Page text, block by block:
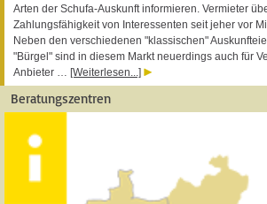
Arten der Schufa-Auskunft informieren. Vermieter
Zahlungsfähigkeit von Interessenten seit jeher vor
Neben den verschiedenen "klassischen"
"Bürgel" sind in diesem Markt neuerdings auch für
Anbieter … [Weiterlesen...]
Beratungszentren